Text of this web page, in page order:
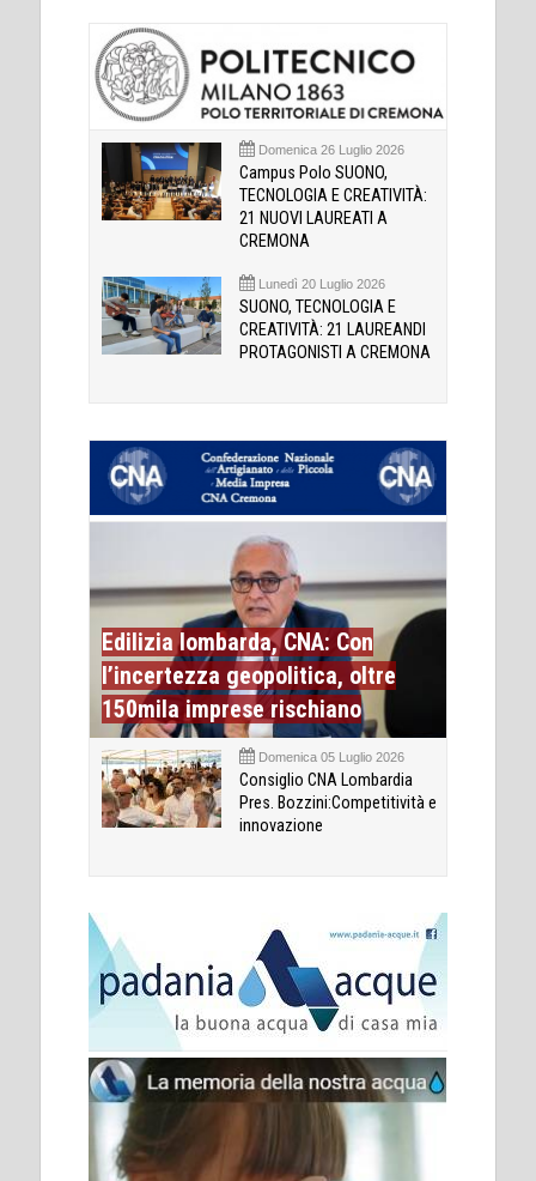
Domenica 26 Luglio 2026
Campus Polo SUONO,
TECNOLOGIA E CREATIVITÀ:
21 NUOVI LAUREATI A
CREMONA
Lunedì 20 Luglio 2026
SUONO, TECNOLOGIA E
CREATIVITÀ: 21 LAUREANDI
PROTAGONISTI A CREMONA
Edilizia lombarda, CNA: Con
l’incertezza geopolitica, oltre
150mila imprese rischiano
Domenica 05 Luglio 2026
Consiglio CNA Lombardia
Pres. Bozzini:Competitività e
innovazione